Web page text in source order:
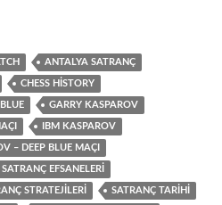
ANTALYA SATRANÇ
CHESS HISTORY
GARRY KASPAROV
IBM KASPAROV
– DEEP BLUE MAÇI
SATRANÇ EFSANELERI
STRATEJILERI SATRANÇ TARIHI